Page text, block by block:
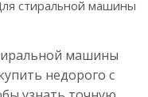
стиральной машины
машины
недорого с